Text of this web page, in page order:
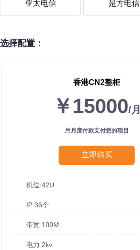
亚太电信 是方电信
选择配置：
香港CN2整柜
￥15000/月
用月度付款支付您的项目
立即购买
机位:42U
IP:36个
带宽:100M
电力:2kv